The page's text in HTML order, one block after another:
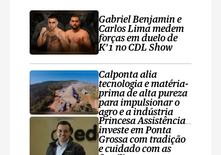
Gabriel Benjamin e
Carlos Lima medem
forças em duelo de
K’1 no CDL Show
Calponta alia
tecnologia e matéria-
prima de alta pureza
para impulsionar o
agro e a indústria
Princesa Assistência
investe em Ponta
Grossa com tradição
e cuidado com as